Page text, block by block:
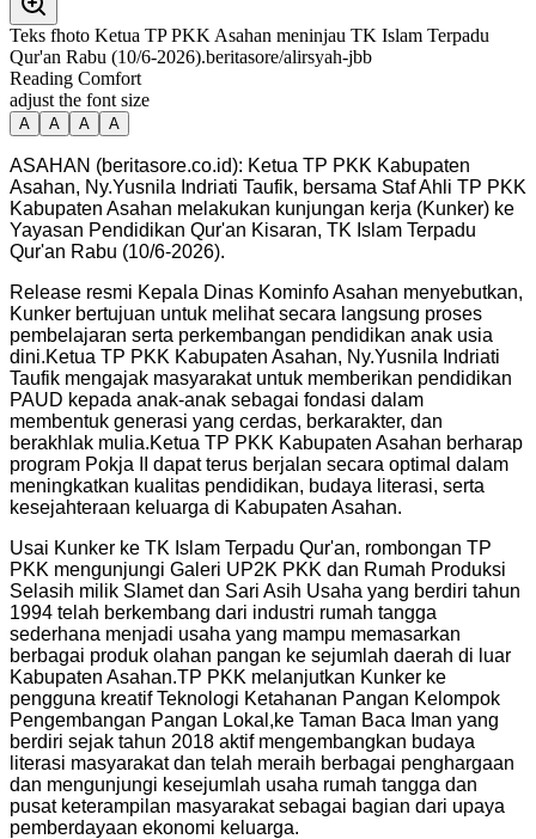
Teks fhoto Ketua TP PKK Asahan meninjau TK Islam Terpadu
Qur'an Rabu (10/6-2026).beritasore/alirsyah-jbb
Reading Comfort
adjust the font size
A A A A
ASAHAN (beritasore.co.id): Ketua TP PKK Kabupaten
Asahan, Ny.Yusnila Indriati Taufik, bersama Staf Ahli TP PKK
Kabupaten Asahan melakukan kunjungan kerja (Kunker) ke
Yayasan Pendidikan Qur'an Kisaran, TK Islam Terpadu
Qur'an Rabu (10/6-2026).
Release resmi Kepala Dinas Kominfo Asahan menyebutkan,
Kunker bertujuan untuk melihat secara langsung proses
pembelajaran serta perkembangan pendidikan anak usia
dini.Ketua TP PKK Kabupaten Asahan, Ny.Yusnila Indriati
Taufik mengajak masyarakat untuk memberikan pendidikan
PAUD kepada anak-anak sebagai fondasi dalam
membentuk generasi yang cerdas, berkarakter, dan
berakhlak mulia.Ketua TP PKK Kabupaten Asahan berharap
program Pokja II dapat terus berjalan secara optimal dalam
meningkatkan kualitas pendidikan, budaya literasi, serta
kesejahteraan keluarga di Kabupaten Asahan.
Usai Kunker ke TK Islam Terpadu Qur'an, rombongan TP
PKK mengunjungi Galeri UP2K PKK dan Rumah Produksi
Selasih milik Slamet dan Sari Asih Usaha yang berdiri tahun
1994 telah berkembang dari industri rumah tangga
sederhana menjadi usaha yang mampu memasarkan
berbagai produk olahan pangan ke sejumlah daerah di luar
Kabupaten Asahan.TP PKK melanjutkan Kunker ke
pengguna kreatif Teknologi Ketahanan Pangan Kelompok
Pengembangan Pangan Lokal,ke Taman Baca Iman yang
berdiri sejak tahun 2018 aktif mengembangkan budaya
literasi masyarakat dan telah meraih berbagai penghargaan
dan mengunjungi kesejumlah usaha rumah tangga dan
pusat keterampilan masyarakat sebagai bagian dari upaya
pemberdayaan ekonomi keluarga.